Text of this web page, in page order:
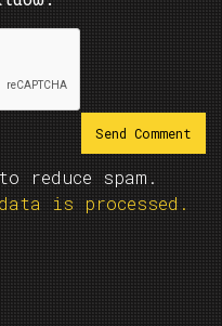
reduce spam.
is processed.